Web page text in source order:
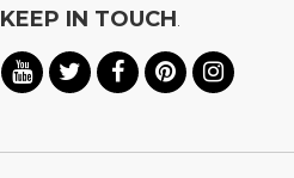
KEEP IN TOUCH.